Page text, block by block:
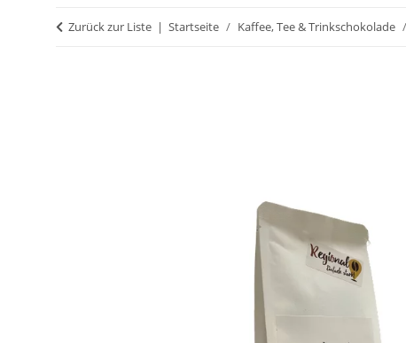
Zurück zur Liste Startseite Kaffee, Tee & Trinkschokolade